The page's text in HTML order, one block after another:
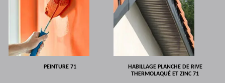
PEINTURE 71
HABILLAGE PLANCHE DE RIVE
THERMOLAQUÉ ET ZINC 71